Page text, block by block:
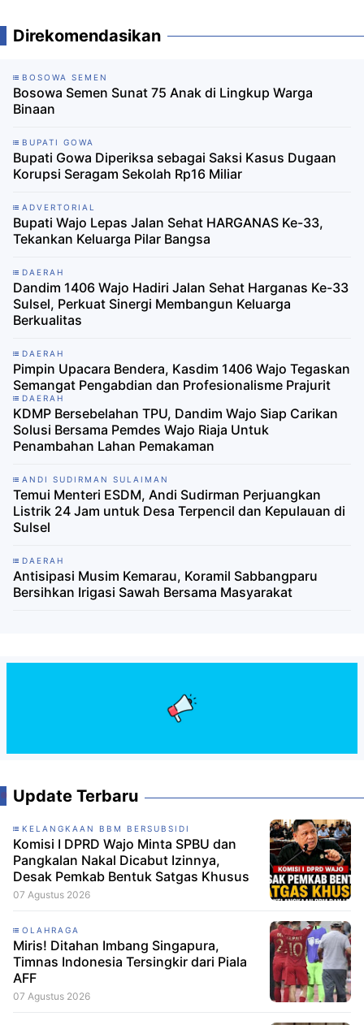
Direkomendasikan
BOSOWA SEMEN
Bosowa Semen Sunat 75 Anak di Lingkup Warga
Binaan
BUPATI GOWA
Bupati Gowa Diperiksa sebagai Saksi Kasus Dugaan
Korupsi Seragam Sekolah Rp16 Miliar
ADVERTORIAL
Bupati Wajo Lepas Jalan Sehat HARGANAS Ke-33,
Tekankan Keluarga Pilar Bangsa
DAERAH
Dandim 1406 Wajo Hadiri Jalan Sehat Harganas Ke-33
Sulsel, Perkuat Sinergi Membangun Keluarga
Berkualitas
DAERAH
Pimpin Upacara Bendera, Kasdim 1406 Wajo Tegaskan
Semangat Pengabdian dan Profesionalisme Prajurit
DAERAH
KDMP Bersebelahan TPU, Dandim Wajo Siap Carikan
Solusi Bersama Pemdes Wajo Riaja Untuk
Penambahan Lahan Pemakaman
ANDI SUDIRMAN SULAIMAN
Temui Menteri ESDM, Andi Sudirman Perjuangkan
Listrik 24 Jam untuk Desa Terpencil dan Kepulauan di
Sulsel
DAERAH
Antisipasi Musim Kemarau, Koramil Sabbangparu
Bersihkan Irigasi Sawah Bersama Masyarakat
Update Terbaru
KELANGKAAN BBM BERSUBSIDI
Komisi I DPRD Wajo Minta SPBU dan
Pangkalan Nakal Dicabut Izinnya,
Desak Pemkab Bentuk Satgas Khusus
07 Agustus 2026
OLAHRAGA
Miris! Ditahan Imbang Singapura,
Timnas Indonesia Tersingkir dari Piala
AFF
07 Agustus 2026